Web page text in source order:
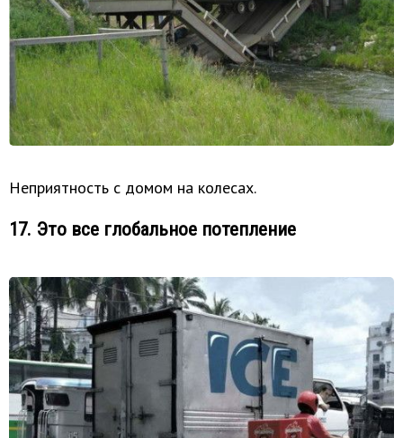
Неприятность с домом на колесах.
17. Это все глобальное потепление